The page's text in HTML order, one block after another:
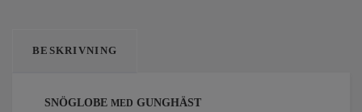
BESKRIVNING
SNÖGLOBE MED GUNGHÄST